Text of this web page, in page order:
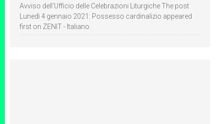
Avviso dell’Ufficio delle Celebrazioni Liturgiche The post
Lunedì 4 gennaio 2021: Possesso cardinalizio appeared
first on ZENIT - Italiano.